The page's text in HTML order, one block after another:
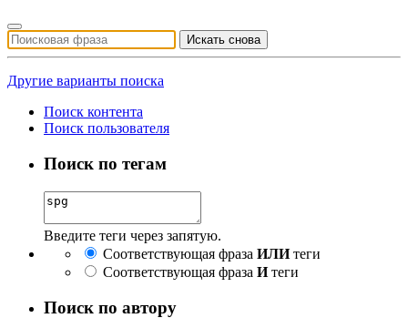
Искать снова
Другие варианты поиска
Поиск контента
Поиск пользователя
Поиск по тегам
Введите теги через запятую.
Соответствующая фраза ИЛИтеги
Соответствующая фраза Итеги
Поиск по автору